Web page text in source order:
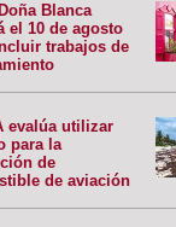
Blanca
el 10 de agosto
trabajos de
evalúa utilizar
para la
de
de aviación